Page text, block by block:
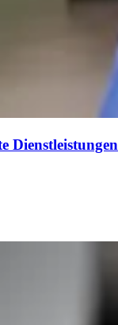
Dienstleistungen